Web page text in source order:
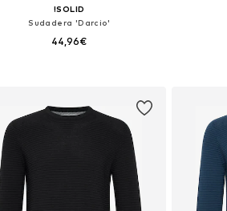
!SOLID
Sudadera 'Darcio'
44,96€